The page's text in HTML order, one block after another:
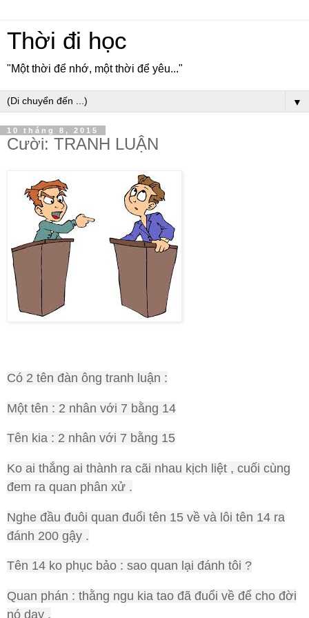
Thời đi học
"Một thời để nhớ, một thời để yêu..."
▼
10 tháng 8, 2015
Cười: TRANH LUẬN
Có 2 tên đàn ông tranh luận :
Một tên : 2 nhân với 7 bằng 14
Tên kia : 2 nhân với 7 bằng 15
Ko ai thắng ai thành ra cãi nhau kịch liệt , cuối cùng
đem ra quan phân xử .
Nghe đầu đuôi quan đuổi tên 15 về và lôi tên 14 ra
đánh 200 gậy .
Tên 14 ko phục bảo : sao quan lại đánh tôi ?
Quan phán : thằng ngu kia tao đã đuổi về để cho đời
nó dạy .